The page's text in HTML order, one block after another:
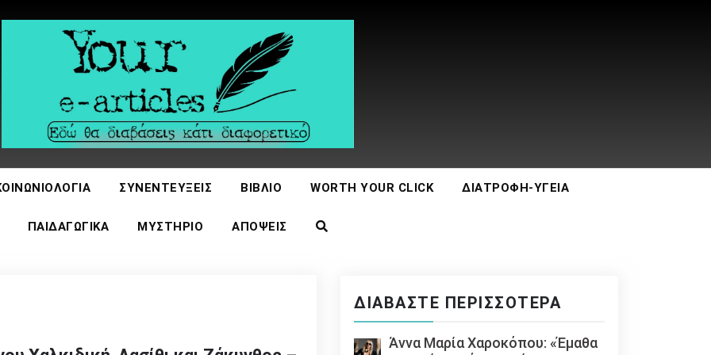
ΣΥΝΕΝΤΕΎΞΕΙΣ ΒΙΒΛΊΟ WORTH YOUR CLICK ΔΙΑΤΡΟΦΉ-ΥΓΕΊΑ
ΠΑΙΔΑΓΩΓΙΚΆ ΜΥΣΤΉΡΙΟ ΑΠΌΨΕΙΣ
ΔΙΑΒΆΣΤΕ ΠΕΡΙΣΣΌΤΕΡΑ
Άννα Μαρία Χαροκόπου: «Έμαθα